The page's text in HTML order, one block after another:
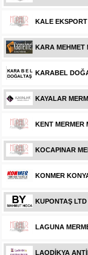
KALE
KARA MEHMET
KARABEL
KAYALAR
KENT MERMER
KOCAPINAR
KONMER
KUPONTAŞ LTD
LAGUNA
LAODİKYA